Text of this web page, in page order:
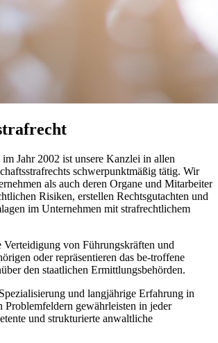
Jahr 2002 ist unsere Kanzlei in allen
schwerpunktmäßig tätig. Wir
als auch deren Organe und Mitarbeiter
Risiken, erstellen Rechtsgutachten und
im Unternehmen mit strafrechtlichem
Verteidigung von Führungskräften und
oder repräsentieren das be-troffene
den staatlichen Ermittlungsbehörden.
und langjährige Erfahrung in
Problemfeldern gewährleisten in jeder
und strukturierte anwaltliche